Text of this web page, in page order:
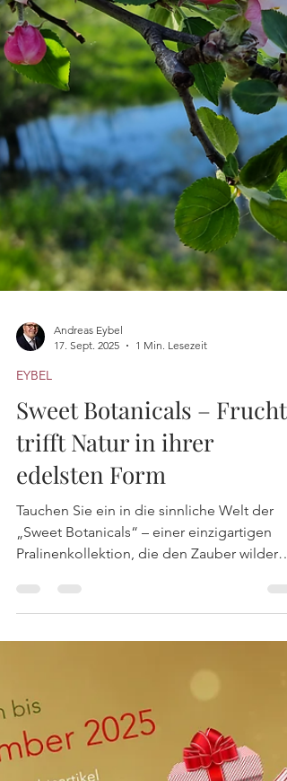
Andreas Eybel
17. Sept. 2025
1 Min. Lesezeit
Sweet Botanicals – Frucht
trifft Natur in ihrer
Tauchen Sie ein in die sinnliche Welt der
„Sweet Botanicals“ – einer einzigartigen
Pralinenkollektion, die den Zauber wilder
Früchte mit...